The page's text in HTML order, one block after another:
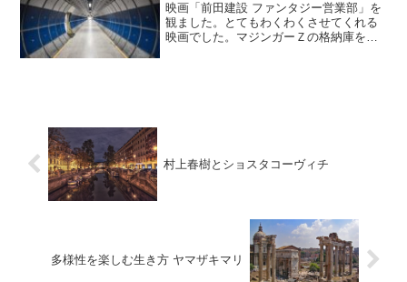
映画「前田建設 ファンタジー営業部」を
観ました。とてもわくわくさせてくれる
映画でした。マジンガーＺの格納庫を作
村上春樹とショスタコーヴィチ
多様性を楽しむ生き方 ヤマザキマリ